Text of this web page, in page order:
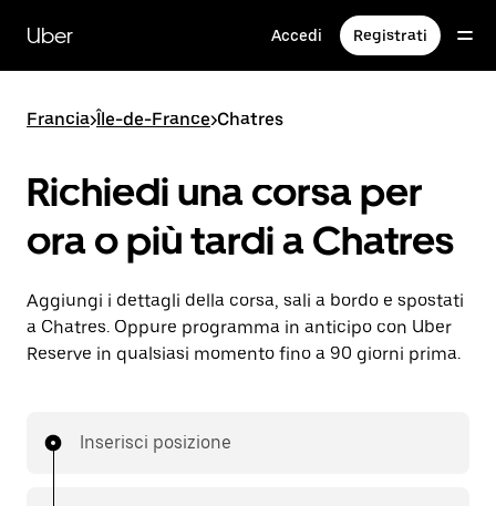
contenuto
principale
Uber Accedi Registrati
Francia>Île-de-France>Chatres
Richiedi una corsa per
ora o più tardi a Chatres
Aggiungi i dettagli della corsa, sali a bordo e spostati
a Chatres. Oppure programma in anticipo con Uber
Reserve in qualsiasi momento fino a 90 giorni prima.
Inserisci posizione